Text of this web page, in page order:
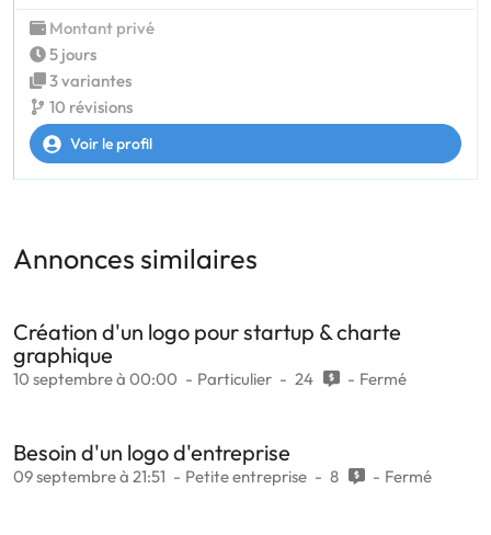
Montant privé
5 jours
3 variantes
10 révisions
Voir le profil
Annonces similaires
Création d'un logo pour startup & charte
graphique
10 septembre à 00:00 Particulier 24 Fermé
Besoin d'un logo d'entreprise
09 septembre à 21:51 Petite entreprise 8 Fermé